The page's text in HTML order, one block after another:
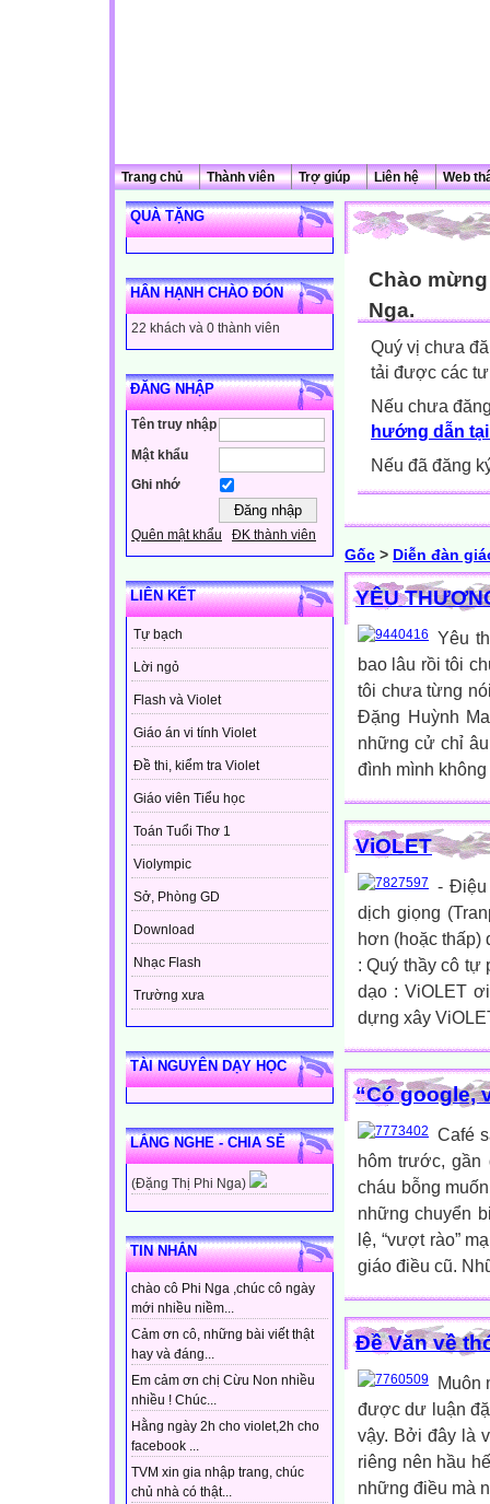
Trang chủ Thành viên Trợ giúp Liên hệ Web
QUÀ TẶNG
HÂN HẠNH CHÀO ĐÓN
22 khách và 0 thành viên
ĐĂNG NHẬP
Tên truy nhập
Mật khẩu
Ghi nhớ
Quên mật khẩu ĐK thành viên
LIÊN KẾT
Tự bạch
Lời ngỏ
Flash và Violet
Giáo án vi tính Violet
Đề thi, kiểm tra Violet
Giáo viên Tiểu học
Toán Tuổi Thơ 1
Violympic
Sở, Phòng GD
Download
Nhạc Flash
Trường xưa
TÀI NGUYÊN DẠY HỌC
LẮNG NGHE - CHIA SẺ
(Đặng Thị Phi Nga)
TIN NHẮN
chào cô Phi Nga ,chúc cô ngày
mới nhiều niềm...
Cảm ơn cô, những bài viết thật
hay và đáng...
Em cảm ơn chị Cừu Non nhiều
nhiều ! Chúc...
Hằng ngày 2h cho violet,2h cho
facebook ...
TVM xin gia nhập trang, chúc
chủ nhà có thật...
Chào
Nga.
Quý vị chưa
tải được các
Nếu chưa
hướng dẫn
Nếu đã đăng
Gốc > Diễn đàn
YÊU
Yêu
bao lâu rồi tôi
tôi chưa từng
Đặng Huỳnh
những cử chỉ
đình mình không
ViOLET
- Điệu
dịch giọng
hơn (hoặc thấp)
: Quý thầy cô tự
dạo : ViOLET
dựng xây
“Có google,
Café
hôm trước, gần
cháu bỗng
những chuyển
lệ, “vượt rào”
giáo điều cũ.
Đề Văn về
Muôn
được dư luận
vậy. Bởi đây là
riêng nên hầu
những điều mà